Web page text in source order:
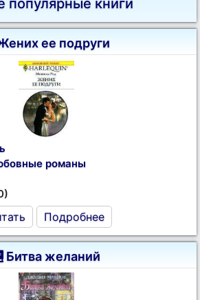
популярные книги
ее подруги
романы
Подробнее
Битва желаний